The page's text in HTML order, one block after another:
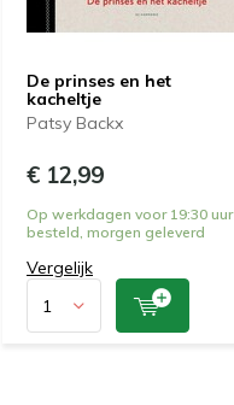
De prinses en het
kacheltje
Patsy Backx
€ 12,99
Op werkdagen voor 19:30 uur
besteld, morgen geleverd
Vergelijk